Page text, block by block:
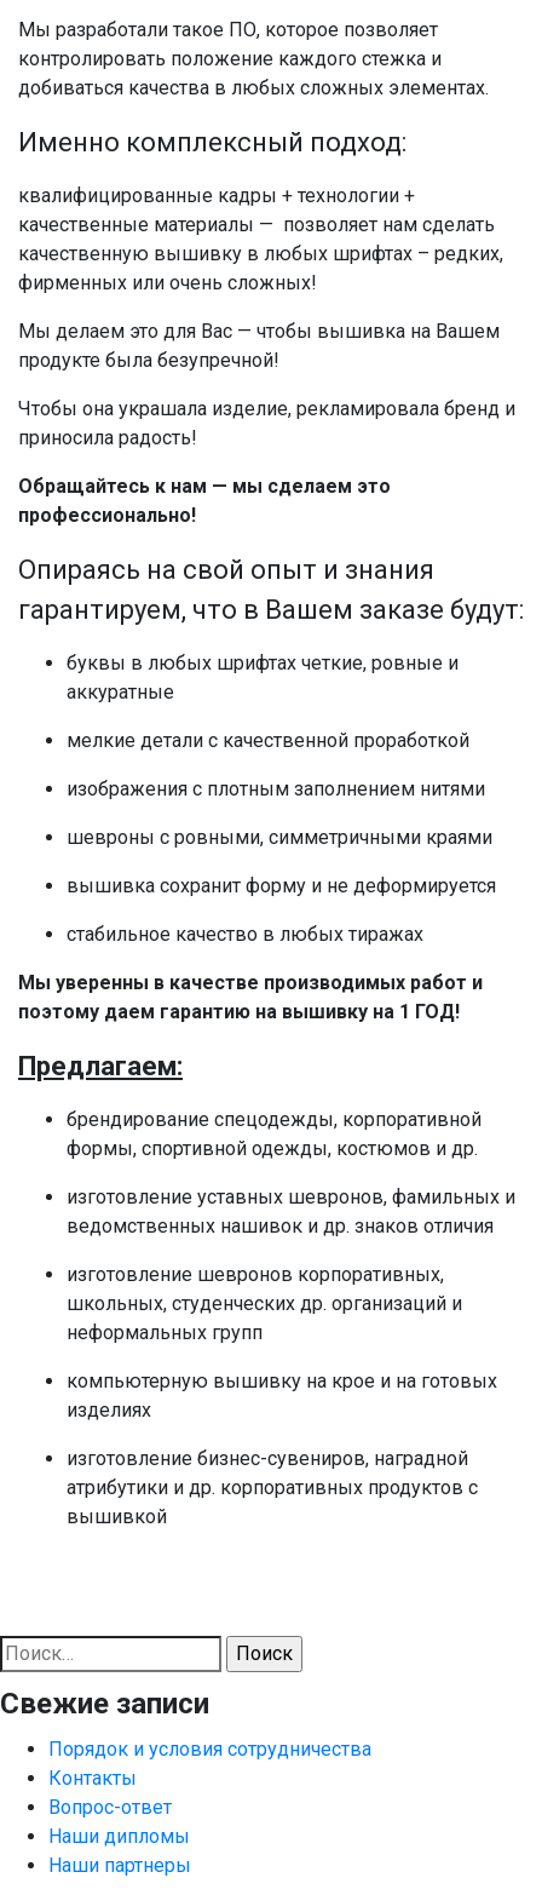
Мы разработали такое ПО, которое позволяет
контролировать положение каждого стежка и
добиваться качества в любых сложных элементах.
Именно комплексный подход:
квалифицированные кадры + технологии +
качественные материалы — позволяет нам сделать
качественную вышивку в любых шрифтах – редких,
фирменных или очень сложных!
Мы делаем это для Вас — чтобы вышивка на Вашем
продукте была безупречной!
Чтобы она украшала изделие, рекламировала бренд и
приносила радость!
Обращайтесь к нам — мы сделаем это
профессионально!
Опираясь на свой опыт и знания
гарантируем, что в Вашем заказе будут:
буквы в любых шрифтах четкие, ровные и
аккуратные
мелкие детали с качественной проработкой
изображения с плотным заполнением нитями
шевроны с ровными, симметричными краями
вышивка сохранит форму и не деформируется
стабильное качество в любых тиражах
Мы уверенны в качестве производимых работ и
поэтому даем гарантию на вышивку на 1 ГОД!
Предлагаем:
брендирование спецодежды, корпоративной
формы, спортивной одежды, костюмов и др.
изготовление уставных шевронов, фамильных и
ведомственных нашивок и др. знаков отличия
изготовление шевронов корпоративных,
школьных, студенческих др. организаций и
неформальных групп
компьютерную вышивку на крое и на готовых
изделиях
изготовление бизнес-сувениров, наградной
атрибутики и др. корпоративных продуктов с
вышивкой
Найти:
Свежие записи
Порядок и условия сотрудничества
Контакты
Вопрос-ответ
Наши дипломы
Наши партнеры